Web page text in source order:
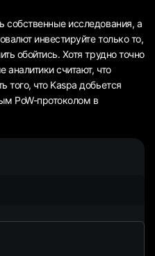
собственные исследования, а
инвестируйте только то,
обойтись. Хотя трудно точно
аналитики считают, что
того, что Kaspa добьется
PoW-протоколом в